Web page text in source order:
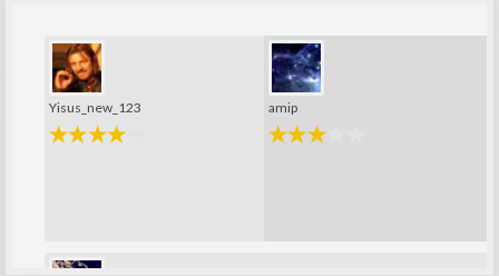
Yisus_new_123 amip